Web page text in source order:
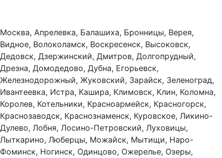
Москва, Апрелевка, Балашиха, Бронницы, Верея,
Видное, Волоколамск, Воскресенск, Высоковск,
Дедовск, Дзержинский, Дмитров, Долгопрудный,
Дрезна, Домодедово, Дубна, Егорьевск,
Железнодорожный, Жуковский, Зарайск, Зеленоград,
Ивантеевка, Истра, Кашира, Климовск, Клин, Коломна,
Королев, Котельники, Красноармейск, Красногорск,
Краснозаводск, Краснознаменск, Куровское, Ликино-
Дулево, Лобня, Лосино-Петровский, Луховицы,
Лыткарино, Люберцы, Можайск, Мытищи, Наро-
Фоминск, Ногинск, Одинцово, Ожерелье, Озеры,